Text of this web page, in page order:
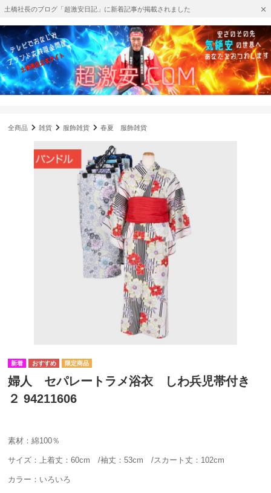
土橋社長のブログ「超激安日記」に新着記事が掲載されました
全商品 雑貨 服飾雑貨 春夏 服飾雑貨
婦人 セパレートラメ浴衣 しわ兵児帯付き
２ 94211606
素材：綿100％
サイズ：上着丈：60cm /袖丈：53cm /スカート丈：102cm
カラー：いろいろ